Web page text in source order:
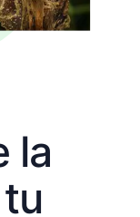
la